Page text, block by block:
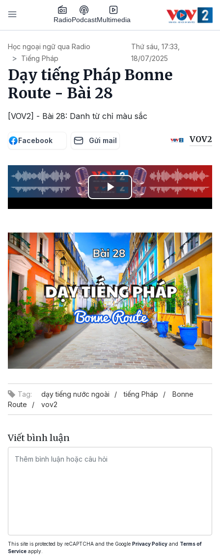
Nhảy đến nội dung
RadioPodcastMultimedia
Học ngoại ngữ qua Radio
Tiếng Pháp
Thứ sáu, 17:33,
18/07/2025
Dạy tiếng Pháp Bonne
Route - Bài 28
[VOV2] - Bài 28: Danh từ chỉ màu sắc
Facebook Gửi mail VOV2
Play
Tag: dạy tiếng nước ngoài tiếng Pháp
Bonne
Route
vov2
Viết bình luận
This site is protected by reCAPTCHA and the Google Privacy Policy and Terms of
Service apply.